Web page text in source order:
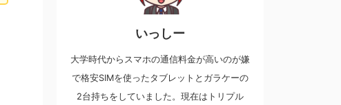
いっしー
大学時代からスマホの通信料金が高いのが嫌
で格安SIMを使ったタブレットとガラケーの
2台持ちをしていました。現在はトリプル